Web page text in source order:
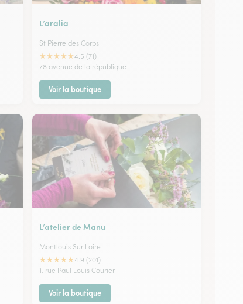
L’aralia
St Pierre des Corps
★★★★★4.5 (71)
78 avenue de la république
Voir la boutique
L’atelier de Manu
Montlouis Sur Loire
★★★★★4.9 (201)
1, rue Paul Louis Courier
Voir la boutique